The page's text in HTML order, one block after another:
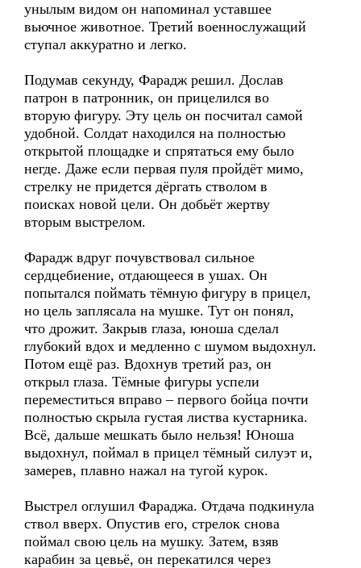
унылым видом он напоминал уставшее
вьючное животное. Третий военнослужащий
ступал аккуратно и легко.
Подумав секунду, Фарадж решил. Дослав
патрон в патронник, он прицелился во
вторую фигуру. Эту цель он посчитал самой
удобной. Солдат находился на полностью
открытой площадке и спрятаться ему было
негде. Даже если первая пуля пройдёт мимо,
стрелку не придется дёргать стволом в
поисках новой цели. Он добьёт жертву
вторым выстрелом.
Фарадж вдруг почувствовал сильное
сердцебиение, отдающееся в ушах. Он
попытался поймать тёмную фигуру в прицел,
но цель заплясала на мушке. Тут он понял,
что дрожит. Закрыв глаза, юноша сделал
глубокий вдох и медленно с шумом выдохнул.
Потом ещё раз. Вдохнув третий раз, он
открыл глаза. Тёмные фигуры успели
переместиться вправо – первого бойца почти
полностью скрыла густая листва кустарника.
Всё, дальше мешкать было нельзя! Юноша
выдохнул, поймал в прицел тёмный силуэт и,
замерев, плавно нажал на тугой курок.
Выстрел оглушил Фараджа. Отдача подкинула
ствол вверх. Опустив его, стрелок снова
поймал свою цель на мушку. Затем, взяв
карабин за цевьё, он перекатился через